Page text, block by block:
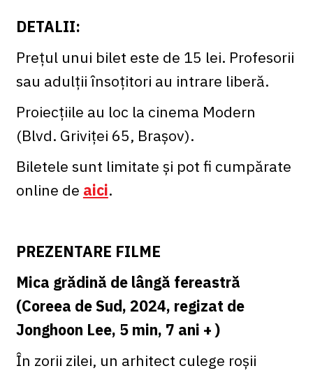
DETALII:
Prețul unui bilet este de 15 lei. Profesorii
sau adulții însoțitori au intrare liberă.
Proiecțiile au loc la cinema Modern
(Blvd. Griviței 65, Brașov).
Biletele sunt limitate și pot fi cumpărate
online de aici.
PREZENTARE FILME
Mica grădină de lângă fereastră
(Coreea de Sud, 2024, regizat de
Jonghoon Lee, 5 min, 7 ani + )
În zorii zilei, un arhitect culege roșii